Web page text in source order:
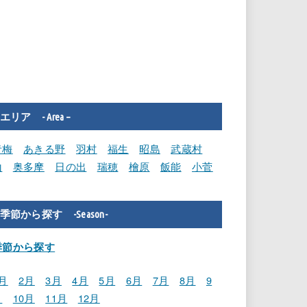
エリア - Area –
あきる野 羽村 福生 昭島
武蔵村
奥多摩 日の出 瑞穂 檜原 飯能 小菅
季節から探す -Season-
から探す
2月 3月 4月 5月 6月 7月 8月
9
10月 11月 12月